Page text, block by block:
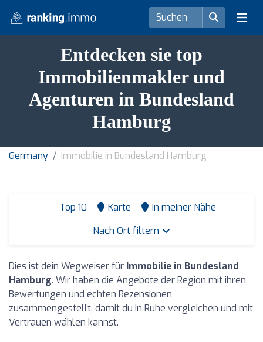
Entdecken sie top
Immobilienmakler und
Agenturen in Bundesland
Hamburg
Germany Immobilie in Bundesland Hamburg
Top 10 Karte
In meiner Nähe
Nach Ort filtern
Dies ist dein Wegweiser für Immobilie in Bundesland
Hamburg. Wir haben die Angebote der Region mit ihren
Bewertungen und echten Rezensionen
zusammengestellt, damit du in Ruhe vergleichen und mit
Vertrauen wählen kannst.